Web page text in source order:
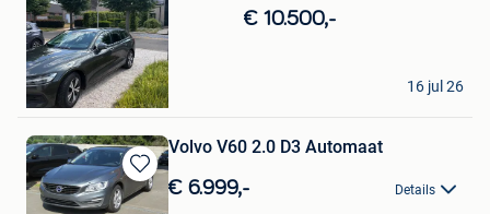
in
Mijn
Favorieten
€ 10.500,-
Nordin
Hasselt
16 jul 26
Bewaren
in
Volvo V60 2.0 D3 Automaat
€ 6.999,- Details